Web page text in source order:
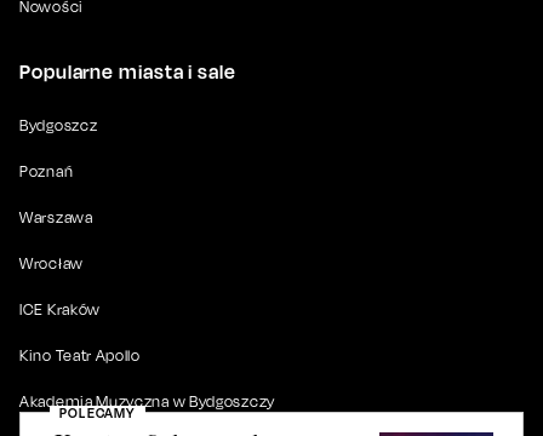
POLECAMY
Nowości
Popularne miasta i sale
Bydgoszcz
Poznań
Warszawa
Wrocław
ICE Kraków
Kino Teatr Apollo
Akademia Muzyczna w Bydgoszczy